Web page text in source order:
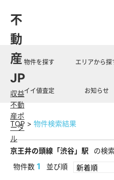
不
動
産
JP
収益
不動
産ポ
ータ
ル
物件を探す エリアから探
イイ値査定 お知らせ
TOP 物件検索結果
京王井の頭線「渋谷」駅
の検
物件数 1
並び順